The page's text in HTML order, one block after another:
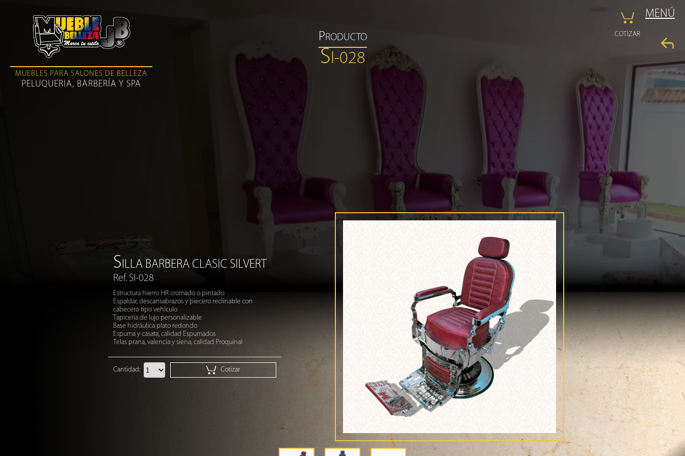
MUEBLES PARA SALONES DE BELLEZA
PELUQUERIA, BARBERÍA Y SPA
MENÚ
COTIZAR
PRODUCTO
SI-028
SILLA BARBERA CLASIC SILVERT
Ref. SI-028
Estructura hierro HR cromado o pintado
Espaldar, descansabrazos y piecero reclinable con
cabecero tipo vehículo
Tapicería de lujo personalizable
Base hidráulica plato redondo
Espuma y casata, calidad Espumados
Telas prana, valencia y siena, calidad Proquinal
Cantidad: Cotizar